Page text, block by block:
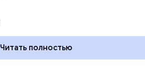
Читать полностью